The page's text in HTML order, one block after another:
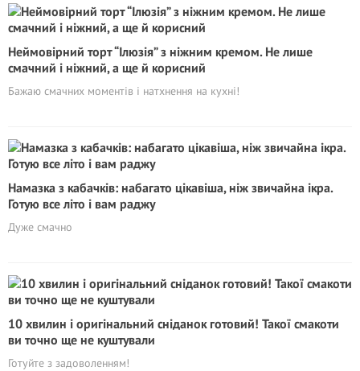
Неймовірний торт “Ілюзія” з ніжним кремом. Не лише
смачний і ніжний, а ще й корисний
Бажаю смачних моментів і натхнення на кухні!
Намазка з кабачків: набагато цікавіша, ніж звичайна ікра.
Готую все літо і вам раджу
Дуже смачно
10 хвилин і оригінальний сніданок готовий! Такої смакоти
ви точно ще не куштували
Готуйте з задоволенням!